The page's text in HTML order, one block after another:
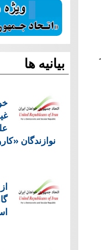
بیانیه ها
نوازندگان